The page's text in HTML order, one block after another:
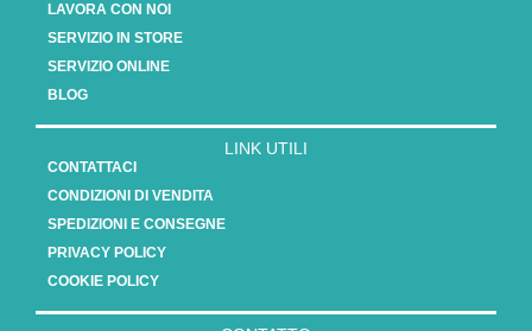
LAVORA CON NOI
SERVIZIO IN STORE
SERVIZIO ONLINE
BLOG
LINK UTILI
CONTATTACI
CONDIZIONI DI VENDITA
SPEDIZIONI E CONSEGNE
PRIVACY POLICY
COOKIE POLICY